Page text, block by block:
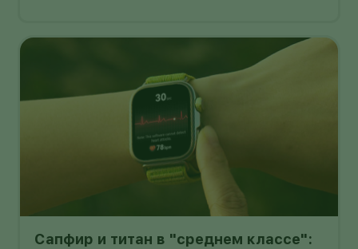
Сапфир и титан в "среднем классе":